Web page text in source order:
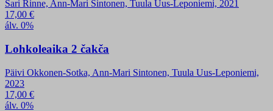
Sari Rinne, Ann-Mari Sintonen, Tuula Uus-Leponiemi, 2021
17,00 €
álv. 0%
Lohkoleaika 2 čakča
Päivi Okkonen-Sotka, Ann-Mari Sintonen, Tuula Uus-Leponiemi,
2023
17,00 €
álv. 0%